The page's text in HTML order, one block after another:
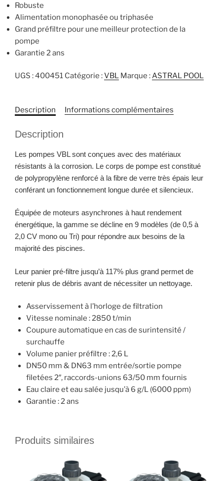
Robuste
Alimentation monophasée ou triphasée
Grand préfiltre pour une meilleur protection de la
pompe
Garantie 2 ans
UGS :400451 Catégorie :VBL Marque :ASTRAL POOL
Description Informations complémentaires
Description
Les pompes VBL sont conçues avec des matériaux
résistants à la corrosion. Le corps de pompe est constitué
de polypropylène renforcé à la fibre de verre très épais leur
conférant un fonctionnement longue durée et silencieux.
Équipée de moteurs asynchrones à haut rendement
énergétique, la gamme se décline en 9 modèles (de 0,5 à
2,0 CV mono ou Tri) pour répondre aux besoins de la
majorité des piscines.
Leur panier pré-filtre jusqu’à 117% plus grand permet de
retenir plus de débris avant de nécessiter un nettoyage.
Asservissement à l’horloge de filtration
Vitesse nominale : 2850 t/min
Coupure automatique en cas de surintensité /
surchauffe
Volume panier préfiltre : 2,6 L
DN50 mm & DN63 mm entrée/sortie pompe
filetées 2″, raccords-unions 63/50 mm fournis
Eau claire et eau salée jusqu’à 6 g/L (6000 ppm)
Garantie : 2 ans
Produits similaires